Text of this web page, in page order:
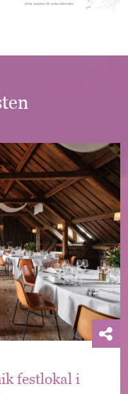
festlokal i